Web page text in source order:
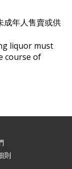
成年人售賣或供
liquor must
course of
則